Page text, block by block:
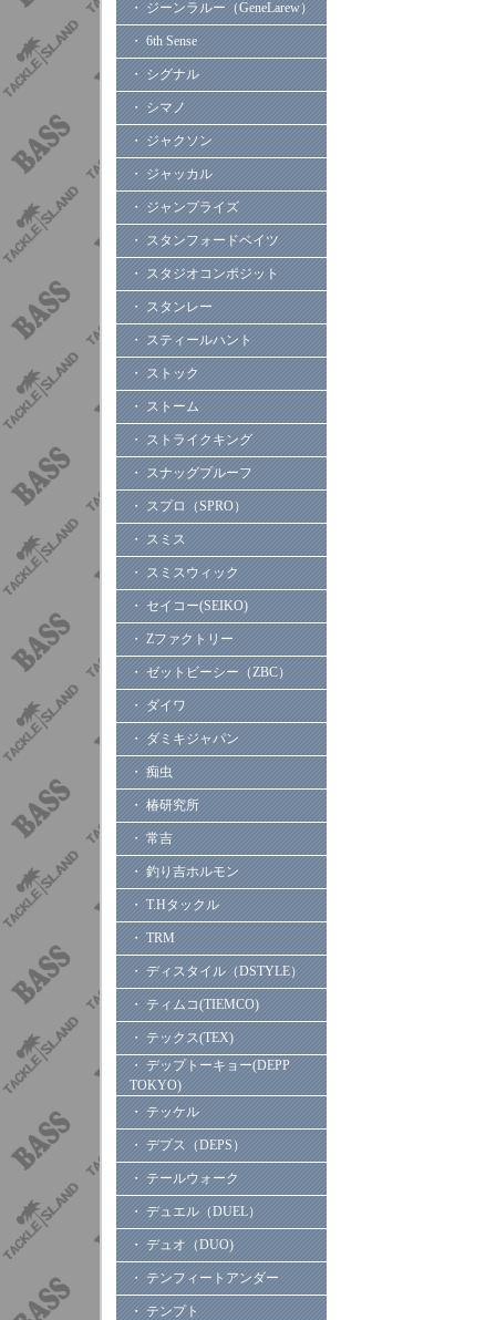
・ ジーンラルー（GeneLarew）
・ 6th Sense
・ シグナル
・ シマノ
・ ジャクソン
・ ジャッカル
・ ジャンプライズ
・ スタンフォードベイツ
・ スタジオコンポジット
・ スタンレー
・ スティールハント
・ ストック
・ ストーム
・ ストライクキング
・ スナッグプルーフ
・ スプロ（SPRO）
・ スミス
・ スミスウィック
・ セイコー(SEIKO)
・ Zファクトリー
・ ゼットビーシー（ZBC）
・ ダイワ
・ ダミキジャパン
・ 痴虫
・ 椿研究所
・ 常吉
・ 釣り吉ホルモン
・ T.Hタックル
・ TRM
・ ディスタイル（DSTYLE）
・ ティムコ(TIEMCO)
・ テックス(TEX)
・ デップトーキョー(DEPP
TOKYO)
・ テッケル
・ デプス（DEPS）
・ テールウォーク
・ デュエル（DUEL）
・ デュオ（DUO)
・ テンフィートアンダー
・ テンプト